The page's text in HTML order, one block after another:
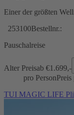
Einer der größten
253100Bestellnr.:
Pauschalreise
Alter Preisab €1.699,-
pro PersonPreis
TUI MAGIC LIFE